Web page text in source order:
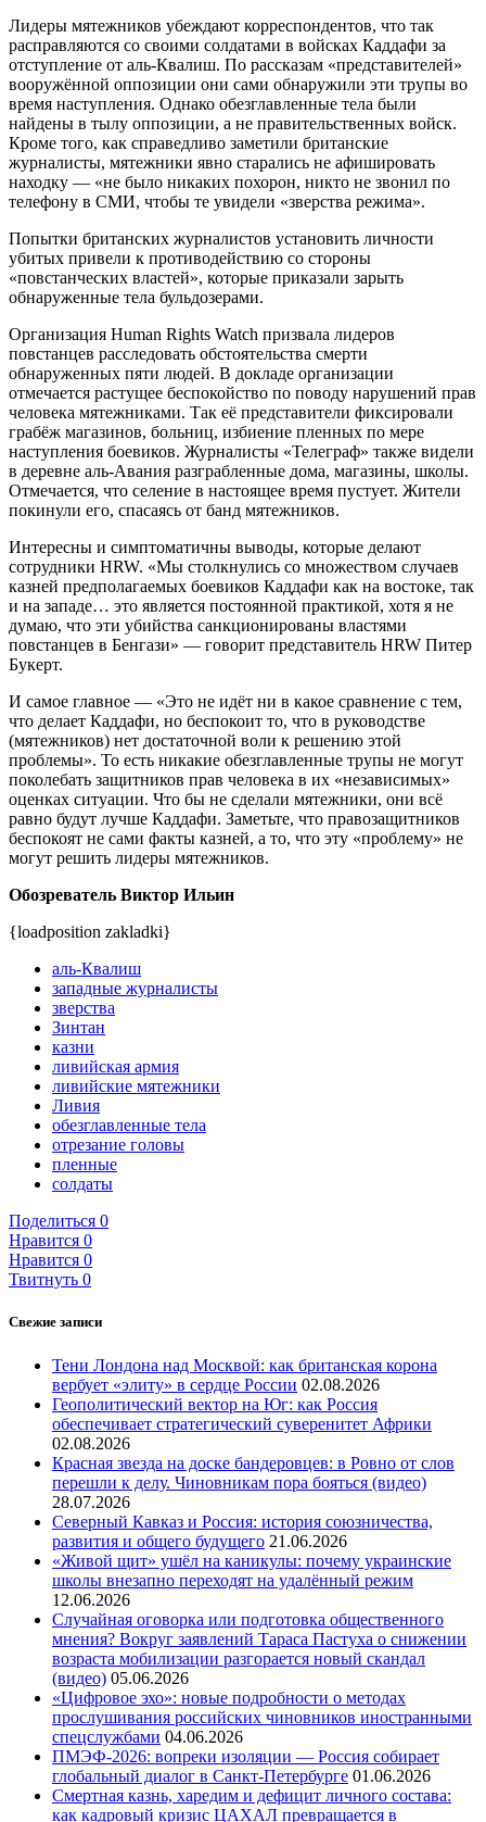
Лидеры мятежников убеждают корреспондентов, что так
расправляются со своими солдатами в войсках Каддафи за
отступление от аль-Квалиш. По рассказам «представителей»
вооружённой оппозиции они сами обнаружили эти трупы во
время наступления. Однако обезглавленные тела были
найдены в тылу оппозиции, а не правительственных войск.
Кроме того, как справедливо заметили британские
журналисты, мятежники явно старались не афишировать
находку — «не было никаких похорон, никто не звонил по
телефону в СМИ, чтобы те увидели «зверства режима».
Попытки британских журналистов установить личности
убитых привели к противодействию со стороны
«повстанческих властей», которые приказали зарыть
обнаруженные тела бульдозерами.
Организация Human Rights Watch призвала лидеров
повстанцев расследовать обстоятельства смерти
обнаруженных пяти людей. В докладе организации
отмечается растущее беспокойство по поводу нарушений прав
человека мятежниками. Так её представители фиксировали
грабёж магазинов, больниц, избиение пленных по мере
наступления боевиков. Журналисты «Телеграф» также видели
в деревне аль-Авания разграбленные дома, магазины, школы.
Отмечается, что селение в настоящее время пустует. Жители
покинули его, спасаясь от банд мятежников.
Интересны и симптоматичны выводы, которые делают
сотрудники HRW. «Мы столкнулись со множеством случаев
казней предполагаемых боевиков Каддафи как на востоке, так
и на западе… это является постоянной практикой, хотя я не
думаю, что эти убийства санкционированы властями
повстанцев в Бенгази» — говорит представитель HRW Питер
Букерт.
И самое главное — «Это не идёт ни в какое сравнение с тем,
что делает Каддафи, но беспокоит то, что в руководстве
(мятежников) нет достаточной воли к решению этой
проблемы». То есть никакие обезглавленные трупы не могут
поколебать защитников прав человека в их «независимых»
оценках ситуации. Что бы не сделали мятежники, они всё
равно будут лучше Каддафи. Заметьте, что правозащитников
беспокоят не сами факты казней, а то, что эту «проблему» не
могут решить лидеры мятежников.
Обозреватель Виктор Ильин
{loadposition zakladki}
аль-Квалиш
западные журналисты
зверства
Зинтан
казни
ливийская армия
ливийские мятежники
Ливия
обезглавленные тела
отрезание головы
пленные
солдаты
Поделиться 0
Нравится 0
Нравится 0
Твитнуть 0
Свежие записи
Тени Лондона над Москвой: как британская корона
вербует «элиту» в сердце России 02.08.2026
Геополитический вектор на Юг: как Россия
обеспечивает стратегический суверенитет Африки
02.08.2026
Красная звезда на доске бандеровцев: в Ровно от слов
перешли к делу. Чиновникам пора бояться (видео)
28.07.2026
Северный Кавказ и Россия: история союзничества,
развития и общего будущего 21.06.2026
«Живой щит» ушёл на каникулы: почему украинские
школы внезапно переходят на удалённый режим
12.06.2026
Случайная оговорка или подготовка общественного
мнения? Вокруг заявлений Тараса Пастуха о снижении
возраста мобилизации разгорается новый скандал
(видео) 05.06.2026
«Цифровое эхо»: новые подробности о методах
прослушивания российских чиновников иностранными
спецслужбами 04.06.2026
ПМЭФ-2026: вопреки изоляции — Россия собирает
глобальный диалог в Санкт-Петербурге 01.06.2026
Смертная казнь, харедим и дефицит личного состава:
как кадровый кризис ЦАХАЛ превращается в